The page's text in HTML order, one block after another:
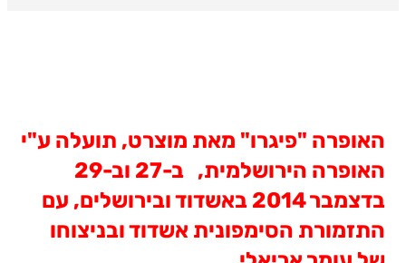
האופרה "פיגרו" מאת מוצרט, תועלה ע"י
האופרה הירושלמית, ב-27 וב-29
בדצמבר 2014 באשדוד ובירושלים, עם
התזמורת הסימפונית אשדוד ובניצוחו